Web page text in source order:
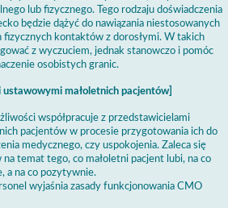
lub fizycznego. Tego rodzaju doświadczenia
będzie dążyć do nawiązania niestosowanych
fizycznych kontaktów z dorosłymi. W takich
z wyczuciem, jednak stanowczo i pomóc
osobistych granic.
ustawowymi małoletnich pacjentów]
współpracuje z przedstawicielami
pacjentów w procesie przygotowania ich do
medycznego, czy uspokojenia. Zaleca się
temat tego, co małoletni pacjent lubi, na co
a na co pozytywnie.
wyjaśnia zasady funkcjonowania CMO